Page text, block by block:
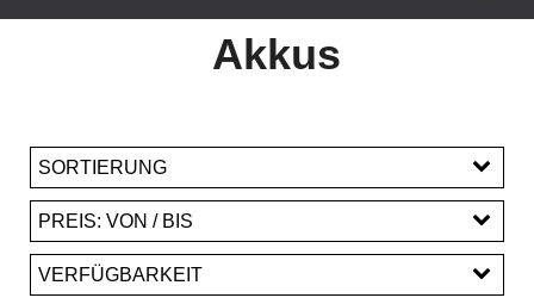
Akkus
SORTIERUNG
PREIS: VON / BIS
EUR
VERFÜGBARKEIT